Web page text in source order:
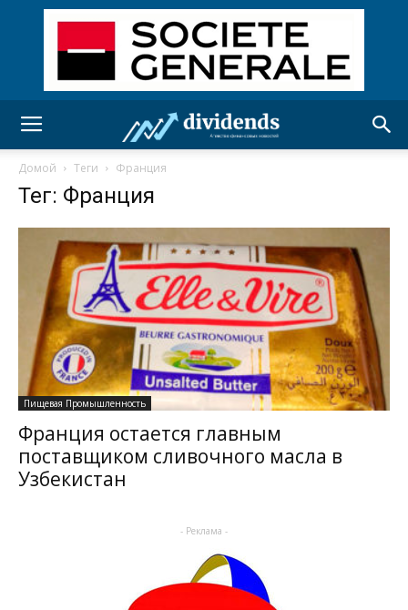
Домой Теги Франция
Тег: Франция
Пищевая Промышленность
Франция остается главным
поставщиком сливочного масла в
Узбекистан
- Реклама -